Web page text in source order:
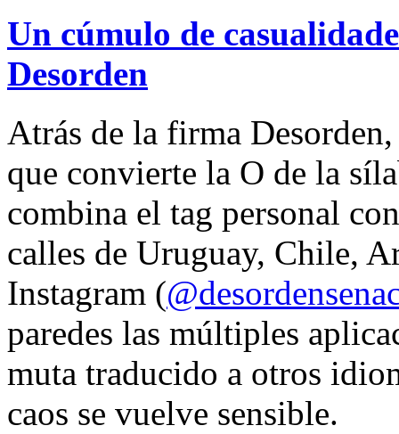
Un cúmulo de
Desorden
Atrás de la firma
que convierte la O de la
combina el tag personal
calles de Uruguay, Chile,
Instagram (
paredes las múltiples
muta traducido a otros
caos se vuelve sensible.